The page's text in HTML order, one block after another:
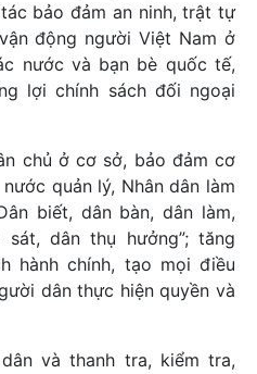
bảo đảm an ninh, trật tự
động người Việt Nam ở
nước và bạn bè quốc tế,
lợi chính sách đối ngoại
chủ ở cơ sở, bảo đảm cơ
quản lý, Nhân dân làm
biết, dân bàn, dân làm,
dân thụ hưởng”; tăng
hành chính, tạo mọi điều
dân thực hiện quyền và
và thanh tra, kiểm tra,